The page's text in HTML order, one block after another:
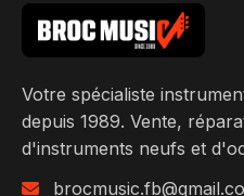
Votre spécialiste
depuis 1989. Vente,
d'instruments neufs et